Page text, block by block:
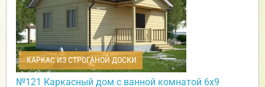
КАРКАС ИЗ СТРОГАНОЙ ДОСКИ
№121 Каркасный дом с ванной комнатой 6х9